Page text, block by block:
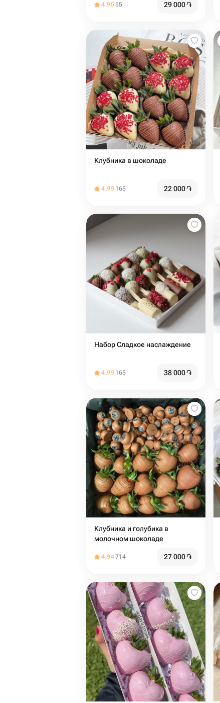
4.9555 29 000֏
Клубника в шоколаде
4.99 165 22 000֏
Набор Сладкое наслаждение
4.99 165 38 000֏
Клубника и голубика в
молочном шоколаде
4.94714 27 000֏